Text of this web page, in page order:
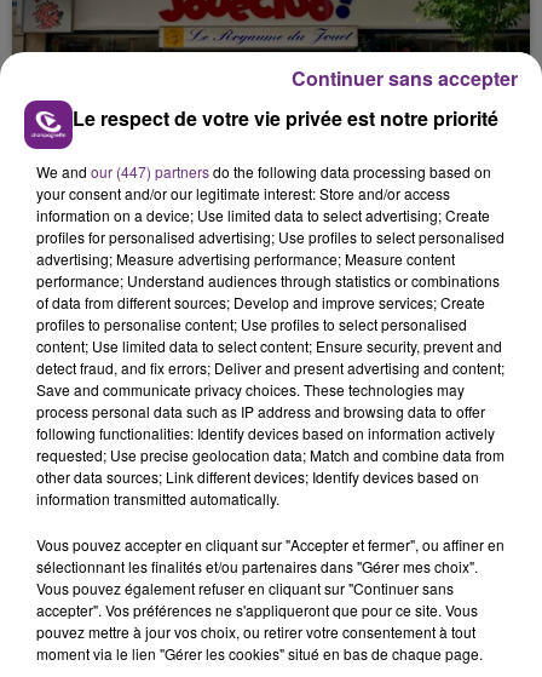
LE MAGASIN JOUÉCLUB DE REIMS FERME
SES PORTES
C'était l'une des institutions du centre-ville
rémois. Le magasin JouéClub est contraint de
fermer ses portes.
TITRES DIFFUSÉS
13h01
13h01
JENNIFER LOPEZ & DAVID GUETTA
Save Me Tonight
12h57
12h57
TEDDY SWIMS
The Door
Le respect de votre vie privée est notre priorité
We and our (447) partnersdo the following data processing based on
your consent and/or our legitimate interest: Store and/or access
information on a device; Use limited data to select advertising; Create
profiles for personalised advertising; Use profiles to select personalised
advertising; Measure advertising performance; Measure content
performance; Understand audiences through statistics or combinations
of data from different sources; Develop and improve services; Create
profiles to personalise content; Use profiles to select personalised
content; Use limited data to select content; Ensure security, prevent and
detect fraud, and fix errors; Deliver and present advertising and content;
Save and communicate privacy choices. These technologies may
process personal data such as IP address and browsing data to offer
following functionalities: Identify devices based on information actively
requested; Use precise geolocation data; Match and combine data from
other data sources; Link different devices; Identify devices based on
information transmitted automatically.
Vous pouvez accepter en cliquant sur "Accepter et fermer", ou affiner en
sélectionnant les finalités et/ou partenaires dans "Gérer mes choix".
Vous pouvez également refuser en cliquant sur "Continuer sans
accepter". Vos préférences ne s'appliqueront que pour ce site. Vous
pouvez mettre à jour vos choix, ou retirer votre consentement à tout
moment via le lien "Gérer les cookies" situé en bas de chaque page.
Continuer sans accepter